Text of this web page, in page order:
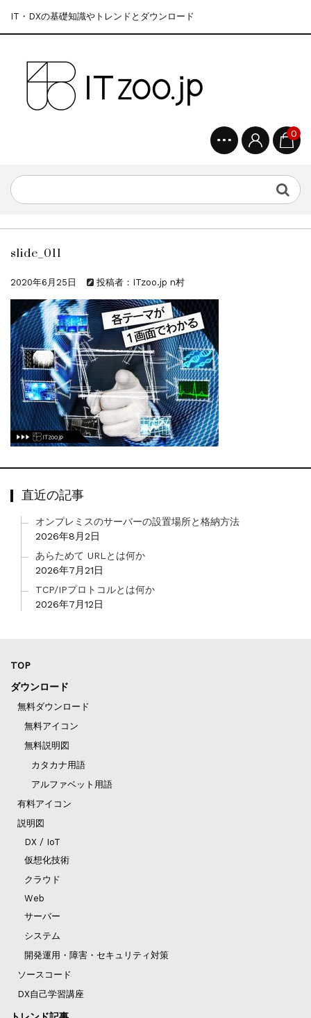
IT・DXの基礎知識やトレンドとダウンロード
0
slide_011
2020年6月25日 投稿者：ITzoo.jp n村
直近の記事
オンプレミスのサーバーの設置場所と格納方法
2026年8月2日
あらためて URLとは何か
2026年7月21日
TCP/IPプロトコルとは何か
2026年7月12日
TOP
ダウンロード
無料ダウンロード
無料アイコン
無料説明図
カタカナ用語
アルファベット用語
有料アイコン
説明図
DX / IoT
仮想化技術
クラウド
Web
サーバー
システム
開発運用・障害・セキュリティ対策
ソースコード
DX自己学習講座